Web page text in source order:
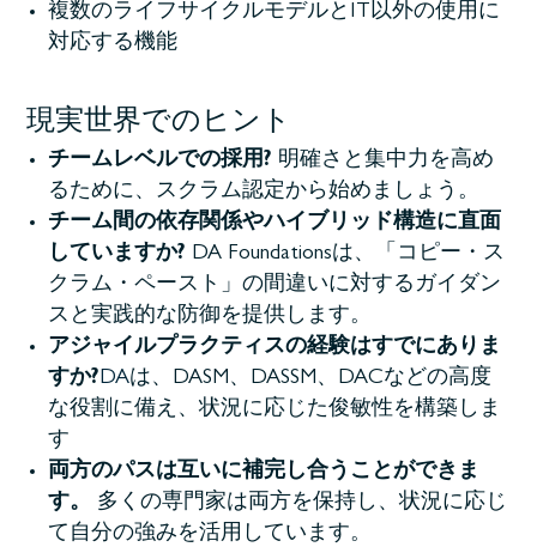
複数のライフサイクルモデルとIT以外の使用に
対応する機能
現実世界でのヒント
チームレベルでの採用? 明確さと集中力を高め
るために、スクラム認定から始めましょう。
チーム間の依存関係やハイブリッド構造に直面
していますか? DA Foundationsは、「コピー・ス
クラム・ペースト」の間違いに対するガイダン
スと実践的な防御を提供します。
アジャイルプラクティスの経験はすでにありま
すか?DAは、DASM、DASSM、DACなどの高度
な役割に備え、状況に応じた俊敏性を構築しま
す
両方のパスは互いに補完し合うことができま
す。
多くの専門家は両方を保持し、状況に応じ
て自分の強みを活用しています。